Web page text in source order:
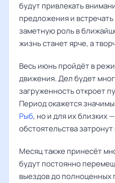
будут привлекать
предложения и
заметную роль в
жизнь станет ярче, а
Весь июнь пройдёт в
движения. Дел будет
загруженность откроет
Период окажется
Рыб, но и для их близких
обстоятельства затронут
Месяц также принесёт
будут постоянно
выездов до полноценных